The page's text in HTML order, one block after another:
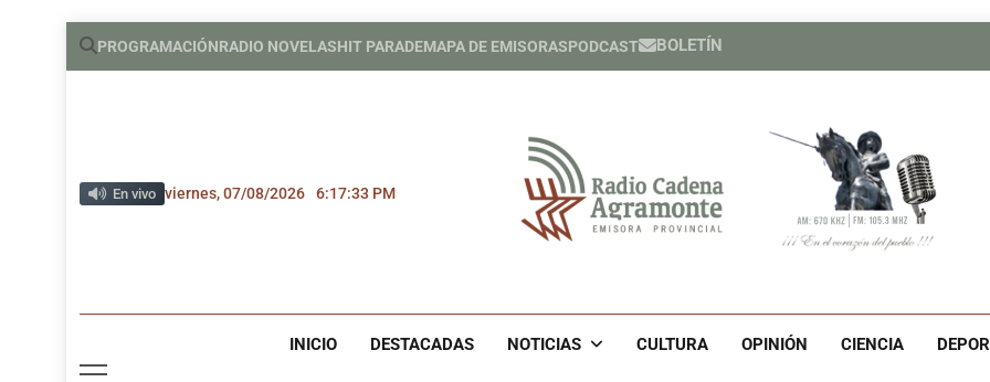
Saltar
PROGRAMACIÓNRADIO NOVELASHIT PARADEMAPA DE EMISORASPODCAST BOLETÍN
Héroe
Héroe
España
En vivo viernes, 07/08/2026 6:17:33 PM
Radio Cadena
INICIO DESTACADAS NOTICIAS CULTURA OPINIÓN CIENCIA